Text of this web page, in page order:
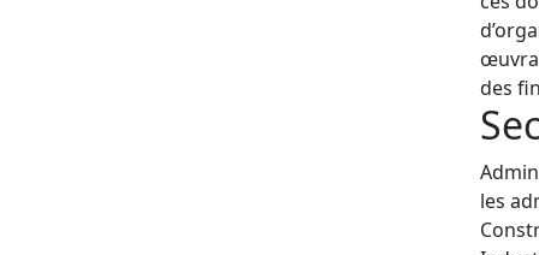
des
les